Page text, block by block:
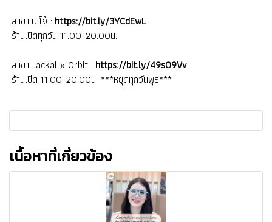
สาขาแม่โจ้ : https://bit.ly/3YCdEwL
ร้านเปิดทุกวัน 11.00-20.00น.
สาขา Jackal x Orbit : https://bit.ly/49s09Vv
ร้านเปิด 11.00-20.00น. ***หยุดทุกวันพุธ***
เนื้อหาที่เกี่ยวข้อง